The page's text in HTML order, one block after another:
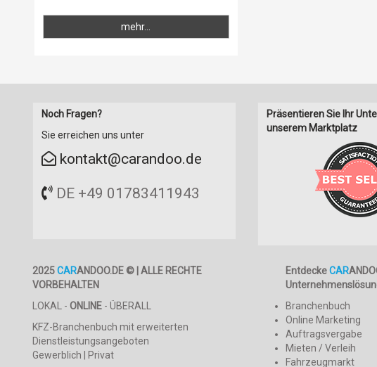
mehr...
Noch Fragen?
Sie erreichen uns unter
kontakt@carandoo.de
DE +49 01783411943
Präsentieren Sie Ihr
unserem Marktplatz
2025CARANDOO.DE © | ALLE RECHTE
VORBEHALTEN
LOKAL - ONLINE- ÜBERALL
KFZ-Branchenbuch mit erweiterten
Dienstleistungsangeboten
Gewerblich | Privat
EntdeckeCAR
Branchenbuch
Online Marketing
Auftragsvergabe
Mieten / Verleih
Fahrzeugmarkt